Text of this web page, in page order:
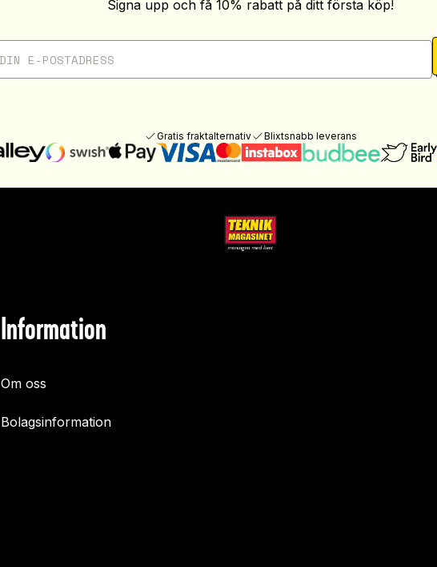
Signa upp och få 10% rabatt på ditt första köp!
Gratis fraktalternativ Blixtsnabb leverans
Information
Om oss
Bolagsinformation